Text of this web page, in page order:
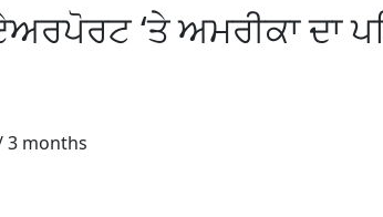
‘ਤੇ ਅਮਰੀਕਾ ਦਾ
3 months